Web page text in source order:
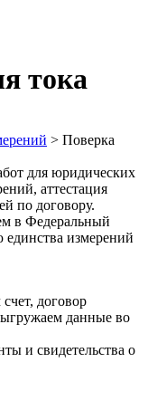
тока
> Поверка
для юридических
аттестация
по договору.
в Федеральный
измерений
договор
данные во
и свидетельства о